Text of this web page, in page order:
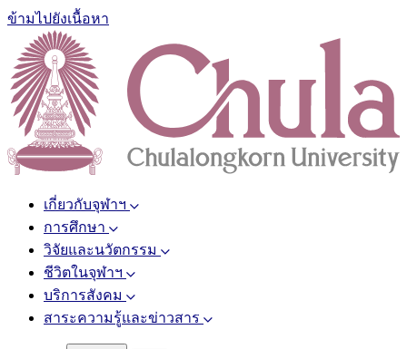
ข้ามไปยังเนื้อหา
เกี่ยวกับจุฬาฯ
การศึกษา
วิจัยและนวัตกรรม
ชีวิตในจุฬาฯ
บริการสังคม
สาระความรู้และข่าวสาร